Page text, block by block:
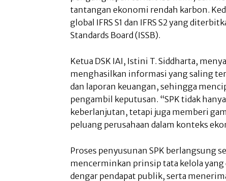
tantangan ekonomi rendah karbon.
global IFRS S1 dan IFRS S2 yang
Standards Board (ISSB).
Ketua DSK IAI, Istini T. Siddharta,
menghasilkan informasi yang saling
dan laporan keuangan, sehingga
pengambil keputusan. “SPK tidak
keberlanjutan, tetapi juga memberi
peluang perusahaan dalam konteks
Proses penyusunan SPK berlangsung
mencerminkan prinsip tata kelola
dengar pendapat publik, serta